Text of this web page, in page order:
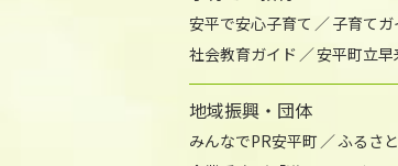
安平で安心子育て 子育て
社会教育ガイド
安平町立早
地域振興・団体
みんなでPR安平町 ふるさ